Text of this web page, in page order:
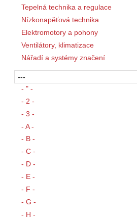
Tepelná technika a regulace
Nízkonapěťová technika
Elektromotory a pohony
Ventilátory, klimatizace
Nářadí a systémy značení
- " -
- 2 -
- 3 -
- A -
- B -
- C -
- D -
- E -
- F -
- G -
- H -